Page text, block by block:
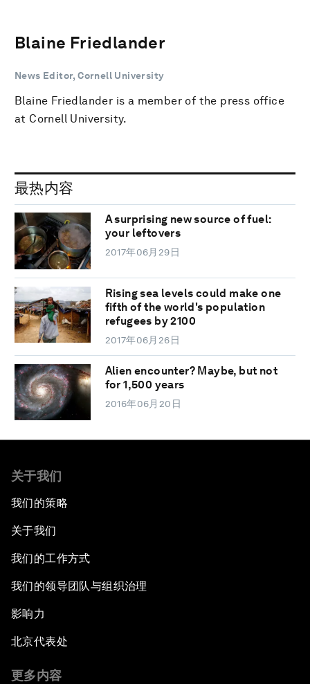
Blaine Friedlander
News Editor, Cornell University
Blaine Friedlander is a member of the press office
at Cornell University.
最热内容
A surprising new source of fuel:
your leftovers
2017年06月29日
Rising sea levels could make one
fifth of the world's population
refugees by 2100
2017年06月26日
Alien encounter? Maybe, but not
for 1,500 years
2016年06月20日
关于我们
我们的策略
关于我们
我们的工作方式
我们的领导团队与组织治理
影响力
北京代表处
更多内容